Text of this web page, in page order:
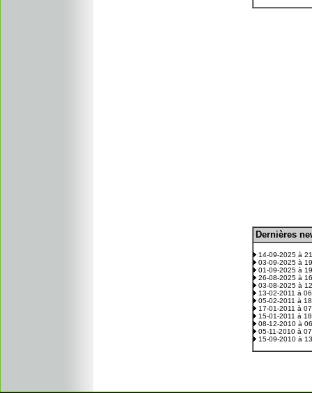
Dernières
14-09-2025 à
03-09-2025 à
01-09-2025 à
26-08-2025 à
03-08-2025 à
13-02-2011 à
05-02-2011 à
17-01-2011 à
15-01-2011 à
08-12-2010 à
05-11-2010 à
15-09-2010 à